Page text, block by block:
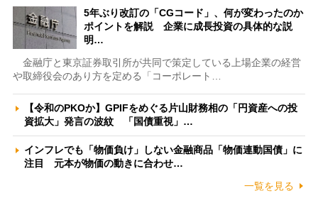
5年ぶり改訂の「CGコード」、何が変わったのか
ポイントを解説 企業に成長投資の具体的な説
明…
金融庁と東京証券取引所が共同で策定している上場企業の経営
や取締役会のあり方を定める「コーポレート…
【令和のPKOか】GPIFをめぐる片山財務相の「円資産への投
資拡大」発言の波紋 「国債重視」…
インフレでも「物価負け」しない金融商品「物価連動国債」に
注目 元本が物価の動きに合わせ…
一覧を見る